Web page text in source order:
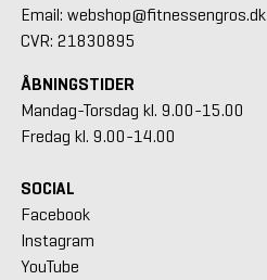
Email: webshop@fitnessengros.dk
CVR: 21830895
ÅBNINGSTIDER
Mandag-Torsdag kl. 9.00-15.00
Fredag kl. 9.00-14.00
SOCIAL
Facebook
Instagram
YouTube